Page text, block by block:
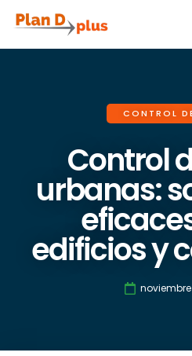
CONTROL
Control
urbanas:
edificios y
noviembre